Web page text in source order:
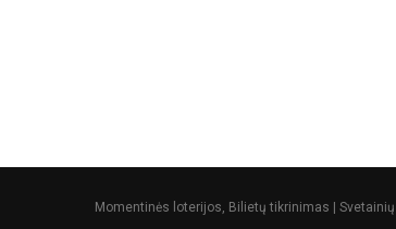
Momentinės loterijos, Bilietų tikrinimas | Svetainių